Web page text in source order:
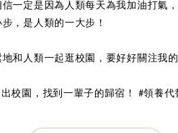
一定是因為人類每天為我加油打氣
，是人類的一大步！
和人類一起逛校園，要好好關注我的
校園，找到一輩子的歸宿！ #領養代